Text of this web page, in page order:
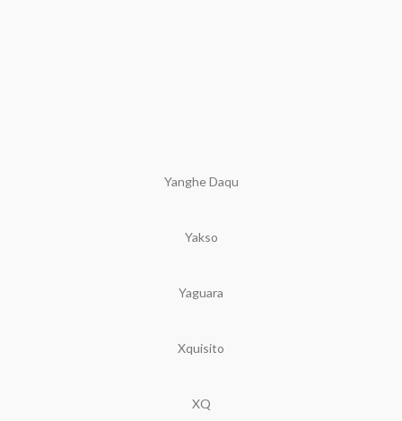
Yanghe Daqu
Yakso
Yaguara
Xquisito
XQ